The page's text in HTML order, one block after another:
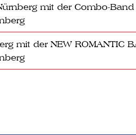
mit der Combo-Band |
mit der NEW ROMANTIC